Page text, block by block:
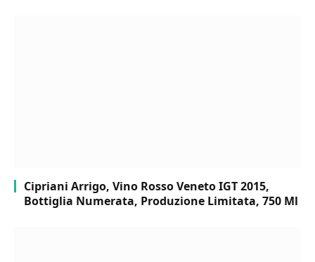
Cipriani Arrigo, Vino Rosso Veneto IGT 2015,
Bottiglia Numerata, Produzione Limitata, 750 Ml